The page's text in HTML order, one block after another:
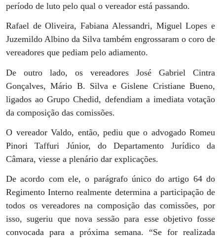
período de luto pelo qual o vereador está passando.
Rafael de Oliveira, Fabiana Alessandri, Miguel Lopes e
Juzemildo Albino da Silva também engrossaram o coro de
vereadores que pediam pelo adiamento.
De outro lado, os vereadores José Gabriel Cintra
Gonçalves, Mário B. Silva e Gislene Cristiane Bueno,
ligados ao Grupo Chedid, defendiam a imediata votação
da composição das comissões.
O vereador Valdo, então, pediu que o advogado Romeu
Pinori Taffuri Júnior, do Departamento Jurídico da
Câmara, viesse a plenário dar explicações.
De acordo com ele, o parágrafo único do artigo 64 do
Regimento Interno realmente determina a participação de
todos os vereadores na composição das comissões, por
isso, sugeriu que nova sessão para esse objetivo fosse
convocada para a próxima semana. “Se for realizada